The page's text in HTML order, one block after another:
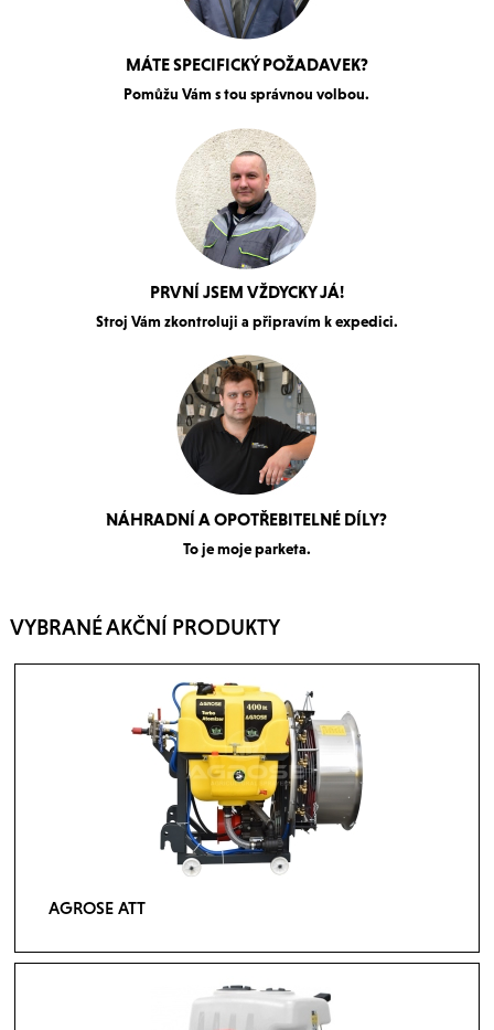
MÁTE SPECIFICKÝ POŽADAVEK?
Pomůžu Vám s tou správnou volbou.
PRVNÍ JSEM VŽDYCKY JÁ!
Stroj Vám zkontroluji a připravím k expedici.
NÁHRADNÍ A OPOTŘEBITELNÉ DÍLY?
To je moje parketa.
VYBRANÉ AKČNÍ PRODUKTY
AGROSE ATT